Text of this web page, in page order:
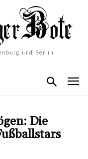
und Berlin
Die